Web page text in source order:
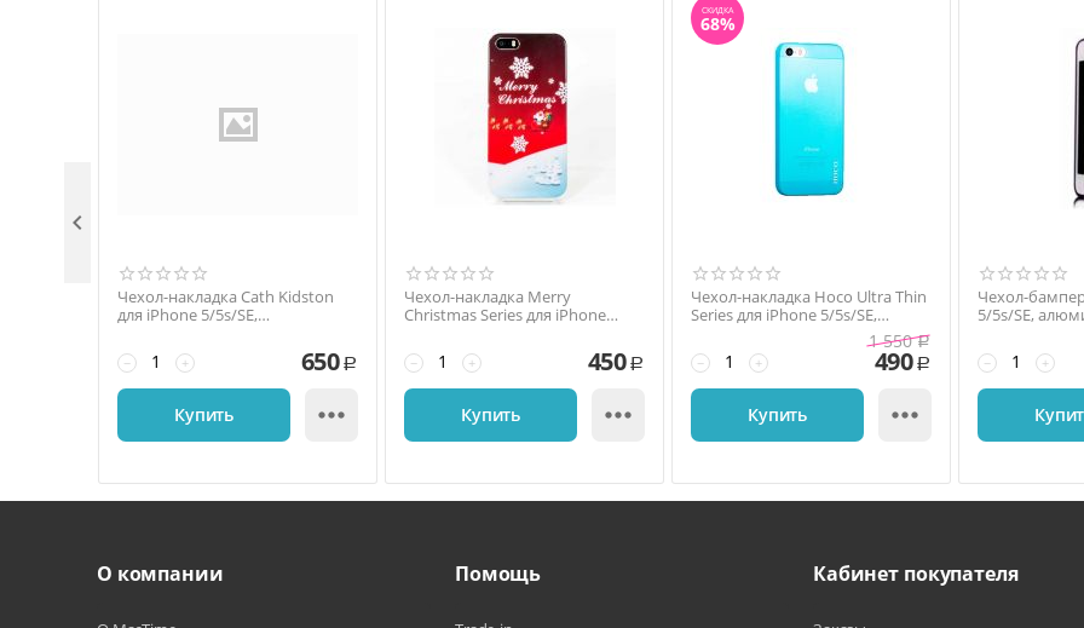
Чехол-накладка Cath Kidston
для iPhone 5/5s/SE,
красный+
− 650 Р
Купить 
Чехол-накладка Merry
Christmas Series для iPhone
красный 3723
+
− 450 Р
Купить 
СКИДКА
68%
Чехол-накладка Hoco Ultra Thin
Series для iPhone 5/5s/SE,
+
−
1 550 Р
490 Р
Купить 
Чехол-
5/5s/SE,
+
−

О компании Помощь Кабинет покупателя